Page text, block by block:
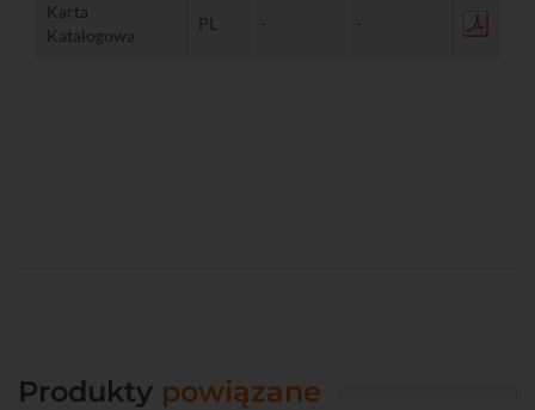
Karta
Katalogowa
PL - -
Produkty powiązane